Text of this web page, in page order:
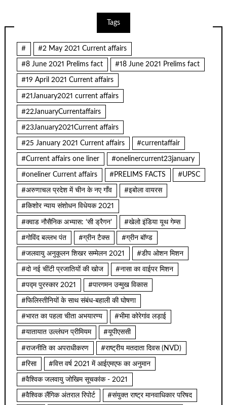
Tags
# #2 May 2021 Current affairs
#8 June 2021 Prelims fact #18 June 2021 Prelims fact
#19 April 2021 Current affairs
#21January2021 current affairs
#22JanuaryCurrentaffairs
#23January2021Current affairs
#25 January 2021 Current affairs #currentaffair
#Current affairs one liner #onelinercurrent23january
#oneliner Current affairs #PRELIMS FACTS #UPSC
#अरुणाचल प्रदेश में चीन के नए गाँव #इबोला वायरस
#किशोर न्याय संशोधन विधेयक 2021
#क्वाड नौसैनिक अभ्यास: ‘सी ड्रैगन’ #खेलो इंडिया यूथ गेम्स
#गोविंद बल्लभ पंत #ग्रीन टैक्स #ग्रीन बॉण्ड
#जलवायु अनुकूलन शिखर सम्मेलन 2021 #डीप ओशन मिशन
#दो नई चींटी प्रजातियों की खोज #नासा का वाईपर मिशन
#पद्म पुरस्कार 2021 #पारगमन उन्मुख विकास
#फिलिस्तीनियों के साथ संबंध-बहाली की घोषणा
#भारत का पहला चीता अभयारण्य #भीमा कोरेगांव लड़ाई
#यातायात उल्लंघन प्रीमियम #यूपीएससी
#राजनीति का अपराधीकरण #राष्ट्रीय मतदाता दिवस (NVD)
#रिसा #वित्त वर्ष 2021 में आईएमएफ का अनुमान
#वैश्विक जलवायु जोखिम सूचकांक - 2021
#वैश्विक लैंगिक अंतराल रिपोर्ट #संयुक्त राष्ट्र मानवाधिकार परिषद